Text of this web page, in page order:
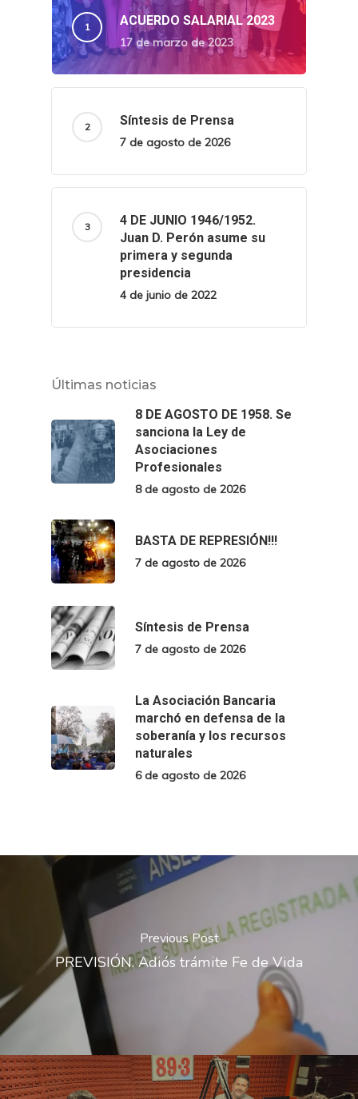
ACUERDO SALARIAL 2023
17 de marzo de 2023
Síntesis de Prensa
7 de agosto de 2026
4 DE JUNIO 1946/1952.
Juan D. Perón asume su
primera y segunda
presidencia
4 de junio de 2022
Últimas noticias
8 DE AGOSTO DE 1958. Se
sanciona la Ley de
Asociaciones
Profesionales
8 de agosto de 2026
BASTA DE REPRESIÓN!!!
7 de agosto de 2026
Síntesis de Prensa
7 de agosto de 2026
La Asociación Bancaria
marchó en defensa de la
soberanía y los recursos
naturales
6 de agosto de 2026
Previous Post
PREVISIÓN. Adiós trámite Fe de Vida